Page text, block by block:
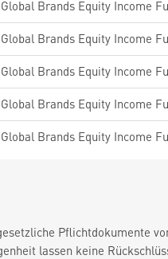
Brands Equity Income
Brands Equity Income
Pflichtdokumente
lassen keine